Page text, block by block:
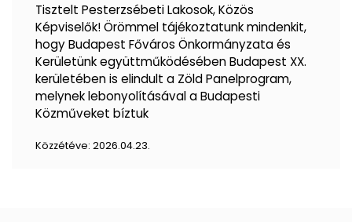
Tisztelt Pesterzsébeti Lakosok, Közös
Képviselők! Örömmel tájékoztatunk mindenkit,
hogy Budapest Főváros Önkormányzata és
Kerületünk együttműködésében Budapest XX.
kerületében is elindult a Zöld Panelprogram,
melynek lebonyolításával a Budapesti
Közműveket bíztuk
Közzétéve: 2026.04.23.